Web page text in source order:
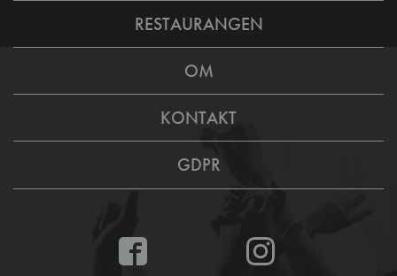
RESTAURANGEN
OM
KONTAKT
GDPR